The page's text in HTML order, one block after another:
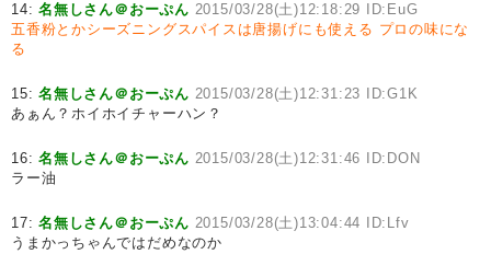
14:名無しさん＠おーぷん 2015/03/28(土)12:18:29 ID:EuG
五香粉とかシーズニングスパイスは唐揚げにも使える プロの味にな
る
15:名無しさん＠おーぷん 2015/03/28(土)12:31:23 ID:G1K
あぁん？ホイホイチャーハン？
16:名無しさん＠おーぷん 2015/03/28(土)12:31:46 ID:DON
ラー油
17:名無しさん＠おーぷん 2015/03/28(土)13:04:44 ID:Lfv
うまかっちゃんではだめなのか